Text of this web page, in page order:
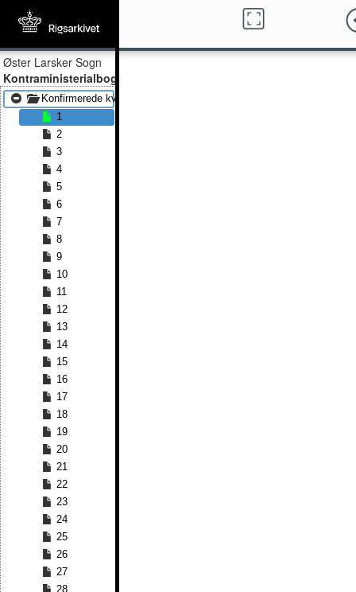
Øster Larsker Sogn
Kontraministerialbog
Konfirmerede kvinder 1868 - Konfirmerede kvinder 1891
1
2
3
4
5
6
7
8
9
10
11
12
13
14
15
16
17
18
19
20
21
22
23
24
25
26
27
28